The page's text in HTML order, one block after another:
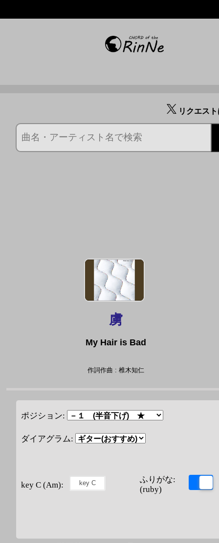
リクエス
虜
My Hair is Bad
作詞作曲 : 椎木知仁
ポジション:
ダイアグラム:
key C (Am):
ふりがな:
(ruby)